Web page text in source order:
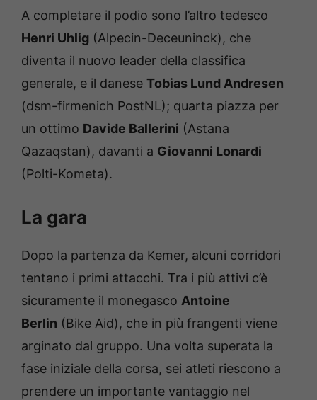
A completare il podio sono l’altro tedesco
Henri Uhlig (Alpecin-Deceuninck), che
diventa il nuovo leader della classifica
generale, e il danese Tobias Lund Andresen
(dsm-firmenich PostNL); quarta piazza per
un ottimo Davide Ballerini (Astana
Qazaqstan), davanti a Giovanni Lonardi
(Polti-Kometa).
La gara
Dopo la partenza da Kemer, alcuni corridori
tentano i primi attacchi. Tra i più attivi c’è
sicuramente il monegasco Antoine
Berlin (Bike Aid), che in più frangenti viene
arginato dal gruppo. Una volta superata la
fase iniziale della corsa, sei atleti riescono a
prendere un importante vantaggio nel